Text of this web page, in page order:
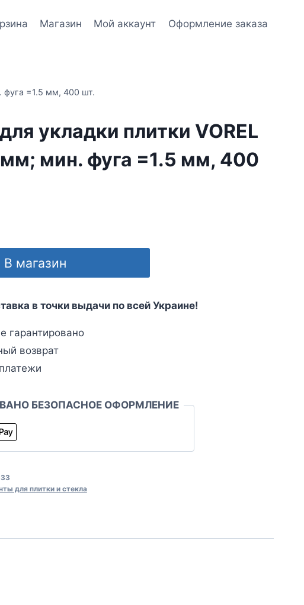
Магазин Мой аккаунт Оформление заказа
фуга =1.5 мм, 400 шт.
укладки плитки VOREL
мин. фуга =1.5 мм, 400
В магазин
в точки выдачи по всей Украине!
гарантировано
возврат
БЕЗОПАСНОЕ ОФОРМЛЕНИЕ
для плитки и стекла